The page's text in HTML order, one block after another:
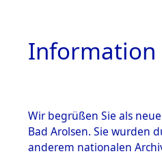
Information
Wir begrüßen Sie als
Bad Arolsen. Sie wurden
anderem nationalen